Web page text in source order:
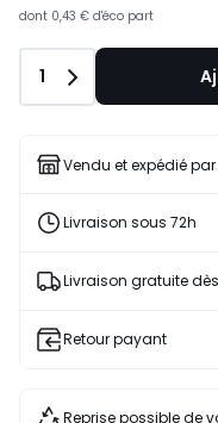
lieu
34,30
17%
réduction
appliquée.
dont 0,43 € d'éco part
Quantité
1
Vendu et expédié par
Livraison sous 72h
Livraison gratuite
Retour payant
Reprise possible de